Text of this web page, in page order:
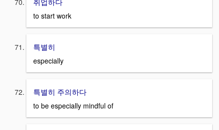
to start work
특별히
especially
특별히 주의하다
to be especially mindful of